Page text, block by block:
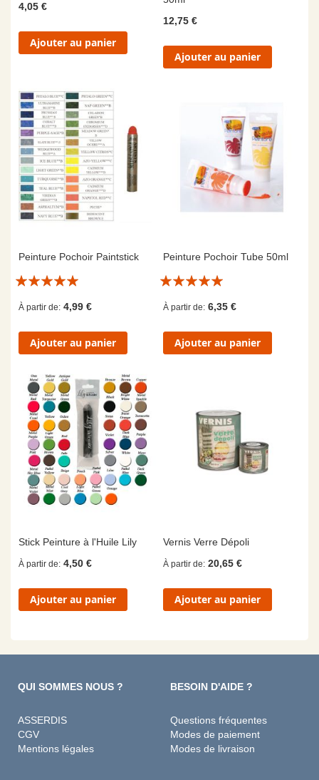
4,05 €
Ajouter au panier
12,75 €
Ajouter au panier
Peinture Pochoir Paintstick
Évaluation:
À partir de 4,99 €
Ajouter au panier
Peinture Pochoir Tube 50ml
Évaluation:
À partir de 6,35 €
Ajouter au panier
Stick Peinture à l'Huile Lily
À partir de 4,50 €
Ajouter au panier
Vernis Verre Dépoli
À partir de 20,65 €
Ajouter au panier
QUI SOMMES NOUS ?
ASSERDIS
CGV
Mentions légales
BESOIN D'AIDE ?
Questions fréquentes
Modes de paiement
Modes de livraison